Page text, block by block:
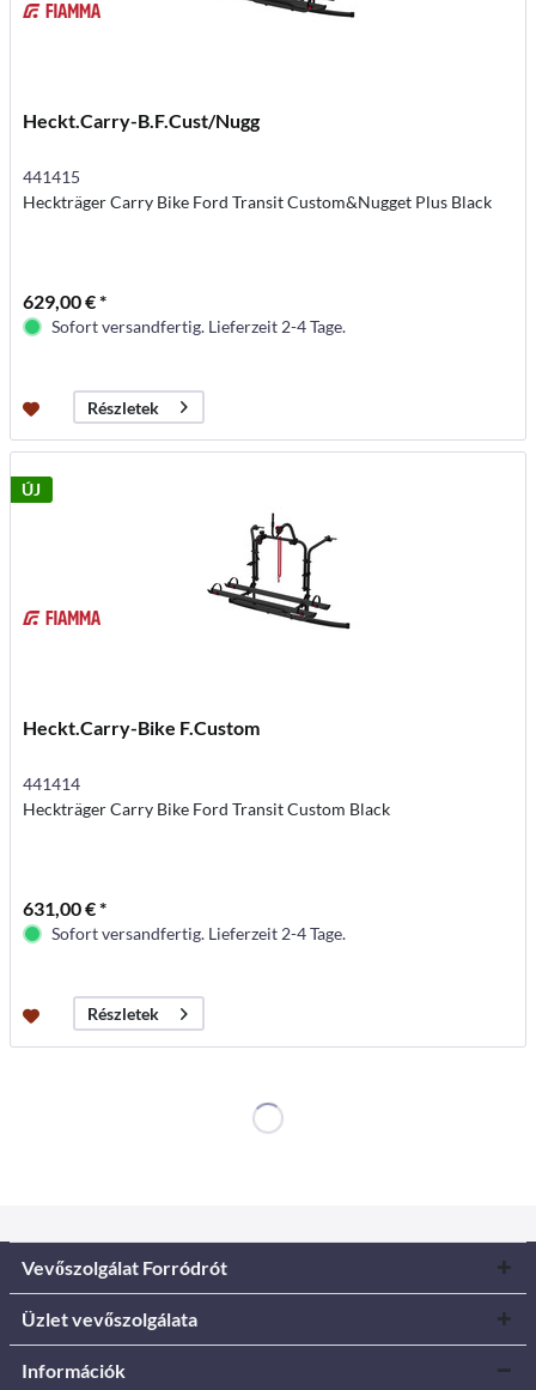
Heckt.Carry-B.F.Cust/Nugg
441415
Heckträger Carry Bike Ford Transit Custom&Nugget Plus Black
629,00 € *
Sofort versandfertig. Lieferzeit 2-4 Tage.
Részletek
ÚJ
Heckt.Carry-Bike F.Custom
441414
Heckträger Carry Bike Ford Transit Custom Black
631,00 € *
Sofort versandfertig. Lieferzeit 2-4 Tage.
Részletek
Vevőszolgálat Forródrót
Üzlet vevőszolgálata
Információk